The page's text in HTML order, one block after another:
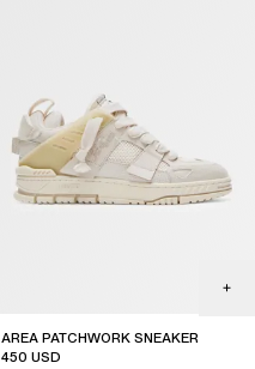
AREA PATCHWORK SNEAKER
450 USD